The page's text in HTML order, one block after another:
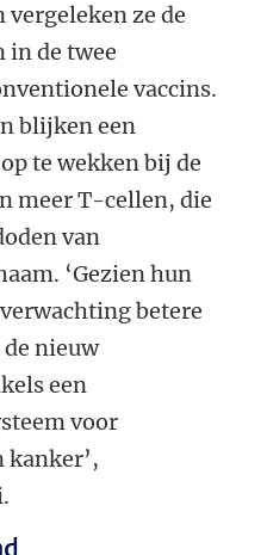
ze de
in de twee
vaccins.
blijken een
te wekken bij de
meer T-cellen, die
van
‘Gezien hun
betere
nieuw
een
voor